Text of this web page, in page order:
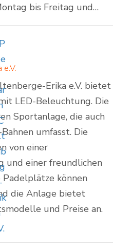
bis Freitag und…
Erika e.V. bietet
LED-Beleuchtung. Die
Sportanlage, die auch
umfasst. Die
von einer
und einer freundlichen
können
die Anlage bietet
und Preise an.